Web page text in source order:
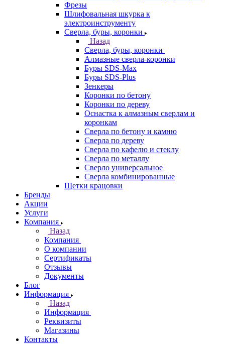
Фрезы
Шлифовальная шкурка к
электроинструменту
Сверла, буры, коронки
Назад
Сверла, буры, коронки
Алмазные сверла-коронки
Буры SDS-Max
Буры SDS-Plus
Зенкеры
Коронки по бетону
Коронки по дереву
Оснастка к алмазным сверлам и
коронкам
Сверла по бетону и камню
Сверла по дереву
Сверла по кафелю и стеклу
Сверла по металлу
Сверло универсальное
Сверла комбинированные
Щетки крацовки
Бренды
Акции
Услуги
Компания
Назад
Компания
О компании
Сертификаты
Отзывы
Документы
Блог
Информация
Назад
Информация
Реквизиты
Магазины
Контакты